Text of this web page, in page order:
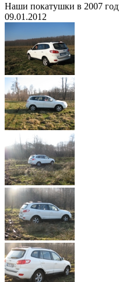
Наши покатушки в 2007
09.01.2012